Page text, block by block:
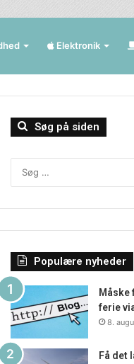
Elektronik
Søg på siden
Populære nyheder
Måske
ferie
8.
Få det